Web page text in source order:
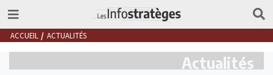
ACCUEIL ACTUALITÉS
Actualités